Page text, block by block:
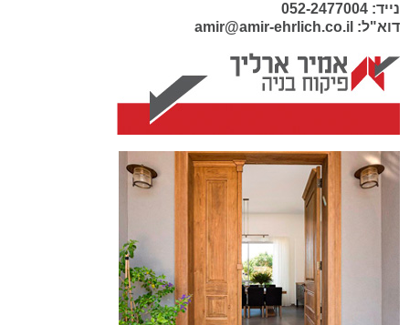
נייד: 052-2477004
דוא"ל: amir@amir-ehrlich.co.il